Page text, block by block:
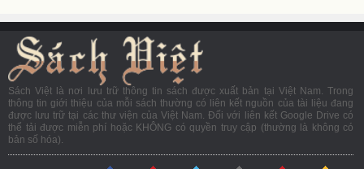
Sách Việt là nơi lưu trữ thông tin sách được xuất bản tại Việt Nam. Trong
thông tin giới thiệu của mỗi sách thường có liên kết nguồn của tài liệu đang
được lưu trữ tại các thư viện của Việt Nam. Đối với liên kết Google Drive có
thể tải được miễn phí hoặc KHÔNG có quyền truy cập (thường là không có
bản số hóa).